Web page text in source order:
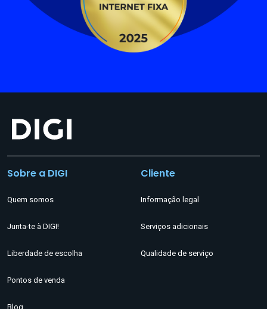
Sobre a DIGI
Quem somos
Junta-te à DIGI!
Liberdade de escolha
Pontos de venda
Blog
Cliente
Informação legal
Serviços adicionais
Qualidade de serviço